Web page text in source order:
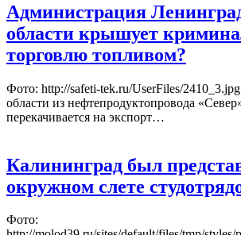
Администрация
области крышует
торговлю топливом?
Фото: http://safeti-tek.ru/UserFiles/
области из нефтепродуктопровода
перекачивается на экспорт…
Калининград был
окружном слете
Фото: